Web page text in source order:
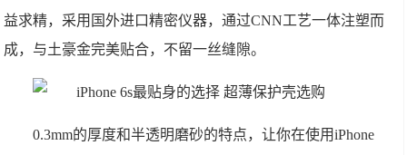
益求精，采用国外进口精密仪器，通过CNN工艺一体注塑而
成，与土豪金完美贴合，不留一丝缝隙。
0.3mm的厚度和半透明磨砂的特点，让你在使用iPhone